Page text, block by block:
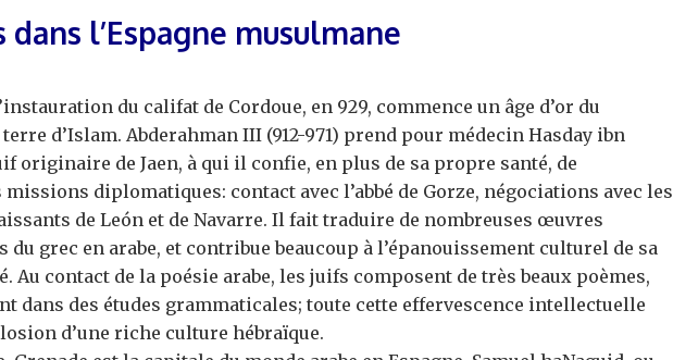
dans l’Espagne musulmane
du califat de Cordoue, en 929, commence un âge d’or du
d’Islam. Abderahman III (912-971) prend pour médecin Hasday ibn
originaire de Jaen, à qui il confie, en plus de sa propre santé, de
missions diplomatiques: contact avec l’abbé de Gorze, négociations avec les
de León et de Navarre. Il fait traduire de nombreuses œuvres
du grec en arabe, et contribue beaucoup à l’épanouissement culturel de sa
Au contact de la poésie arabe, les juifs composent de très beaux poèmes,
dans des études grammaticales; toute cette effervescence intellectuelle
d’une riche culture hébraïque.